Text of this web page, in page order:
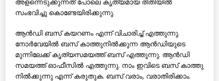
സംഭവിച്ചു കൊണ്ടേയിരിക്കുന്നു.
ആന്‍ഡി ബസ് കയറണം എന്ന് വിചാരിച്ച് എത്തുന്നു.
നോര്‍വേയില്‍ ബസ് കാത്തുനില്‍ക്കുന്ന ആന്‍ഡിയുടെ
മുന്നിലേക്ക് കൃത്യസമയത്ത് ബസ് എത്തുന്നു. ആന്‍ഡി
സമയത്ത് ഓഫീസില്‍ എത്തുന്നു. നാം ഇവിടെ ബസ് കാത്തു
നില്‍ക്കുന്നു എന്ന് കരുതുക. ബസ് വരാം, വരാതിരിക്കാം.